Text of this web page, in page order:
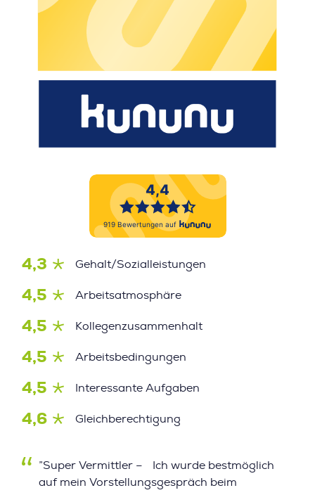
4,3 Gehalt/Sozialleistungen
4,5 Arbeitsatmosphäre
4,5 Kollegenzusammenhalt
4,5 Arbeitsbedingungen
4,5 Interessante Aufgaben
4,6 Gleichberechtigung
”Super Vermittler – Ich wurde bestmöglich
auf mein Vorstellungsgespräch beim